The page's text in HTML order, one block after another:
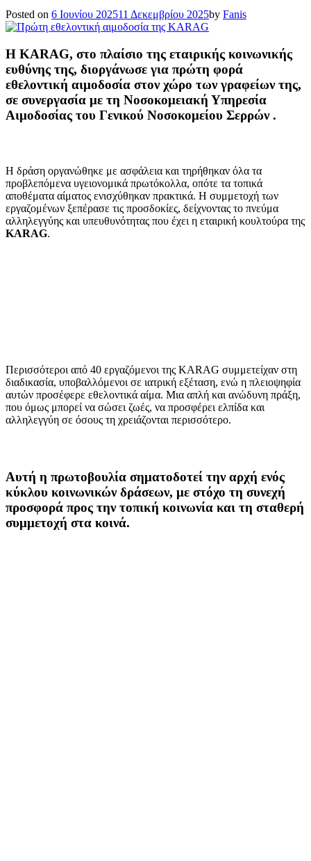
Posted on 6 Ιουνίου 202511 Δεκεμβρίου 2025by Fanis
Η KARAG, στο πλαίσιο της εταιρικής κοινωνικής
ευθύνης της, διοργάνωσε για πρώτη φορά
εθελοντική αιμοδοσία στον χώρο των γραφείων της,
σε συνεργασία με τη Νοσοκομειακή Υπηρεσία
Αιμοδοσίας του Γενικού Νοσοκομείου Σερρών.
Η δράση οργανώθηκε με ασφάλεια και τηρήθηκαν όλα τα
προβλεπόμενα υγειονομικά πρωτόκολλα, οπότε τα τοπικά
αποθέματα αίματος ενισχύθηκαν πρακτικά. Η συμμετοχή των
εργαζομένων ξεπέρασε τις προσδοκίες, δείχνοντας το πνεύμα
αλληλεγγύης και υπευθυνότητας που έχει η εταιρική κουλτούρα της
KARAG.
Περισσότεροι από 40 εργαζόμενοι της KARAG συμμετείχαν στη
διαδικασία, υποβαλλόμενοι σε ιατρική εξέταση, ενώ η πλειοψηφία
αυτών προσέφερε εθελοντικά αίμα. Μια απλή και ανώδυνη πράξη,
που όμως μπορεί να σώσει ζωές, να προσφέρει ελπίδα και
αλληλεγγύη σε όσους τη χρειάζονται περισσότερο.
Αυτή η πρωτοβουλία σηματοδοτεί την αρχή ενός
κύκλου κοινωνικών δράσεων, με στόχο τη συνεχή
προσφορά προς την τοπική κοινωνία και τη σταθερή
συμμετοχή στα κοινά.